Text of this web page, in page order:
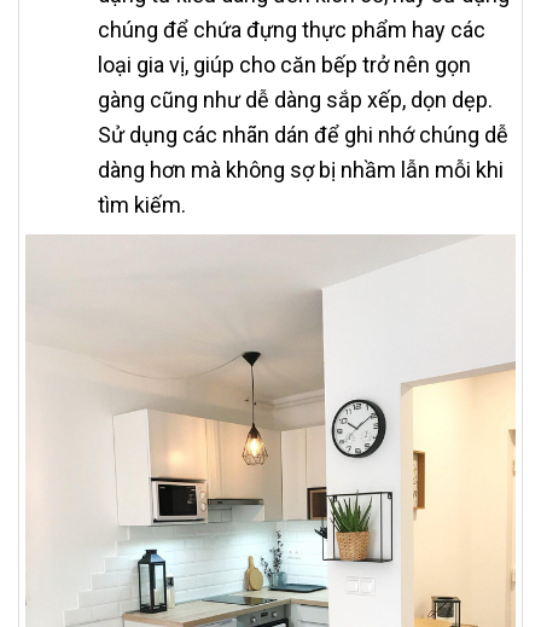
chúng để chứa đựng thực phẩm hay các
loại gia vị, giúp cho căn bếp trở nên gọn
gàng cũng như dễ dàng sắp xếp, dọn dẹp.
Sử dụng các nhãn dán để ghi nhớ chúng dễ
dàng hơn mà không sợ bị nhầm lẫn mỗi khi
tìm kiếm.